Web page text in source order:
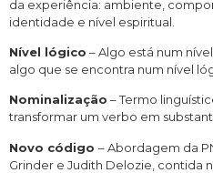
da experiência: ambiente,
identidade e nível espiritual.
Nível lógico – Algo está num
algo que se encontra num nível
Nominalização – Termo
transformar um verbo em
Novo código – Abordagem da
Grinder e Judith Delozie, contida